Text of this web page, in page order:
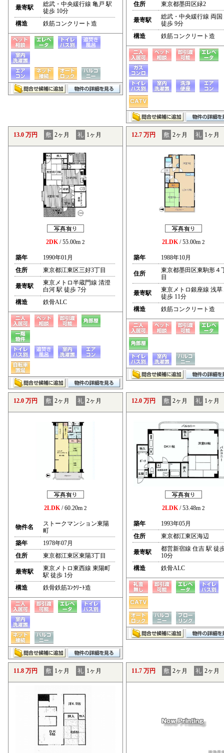
最寄駅
総武・中央緩行線 亀戸 駅
徒歩 10分
構造
鉄筋コンクリート造
住所
東京都墨田区緑2
最寄駅
総武・中央緩行線 両国
徒歩 9分
構造
鉄筋コンクリート造
13.0 万円 敷 2ヶ月 礼 1ヶ月
2DK/ 55.00m 2
築年
1990年01月
住所
東京都江東区三好3丁目
最寄駅
東京メトロ半蔵門線 清澄
白河 駅 徒歩 7分
構造
鉄骨ALC
12.7 万円 敷 2ヶ月 礼 1ヶ月
2LDK/ 53.00m 2
築年 1988年10月
住所
東京都墨田区東駒形４
目
最寄駅
東京メトロ銀座線 浅草
徒歩 11分
構造
鉄筋コンクリート造
12.0 万円 敷 2ヶ月 礼 2ヶ月
2LDK/ 60.20m 2
物件名
ストークマンション東陽
町
築年
1978年07月
住所
東京都江東区東陽3丁目
最寄駅
東京メトロ東西線 東陽町
駅 徒歩 1分
構造
鉄骨鉄筋ｺﾝｸﾘｰﾄ造
12.0 万円 敷 2ヶ月 礼 1ヶ月
2LDK/ 53.48m 2
築年
1993年05月
住所
東京都江東区海辺
最寄駅
都営新宿線 住吉 駅 徒
10分
構造
鉄骨ALC
11.8 万円 敷 1ヶ月 礼 1ヶ月 11.7 万円 敷 2ヶ月 礼 2ヶ月